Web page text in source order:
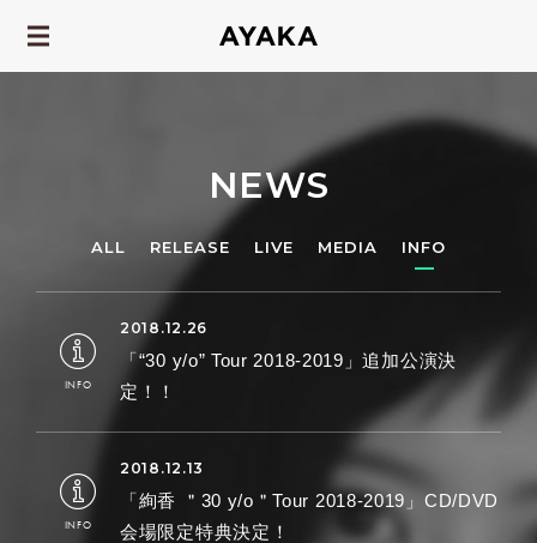
NEWS
ALL RELEASE LIVE MEDIA INFO
「“30 y/o” Tour 2018-2019」追加公演決
定！！
「絢香 ＂30 y/o＂Tour 2018-2019」CD/DVD
会場限定特典決定！